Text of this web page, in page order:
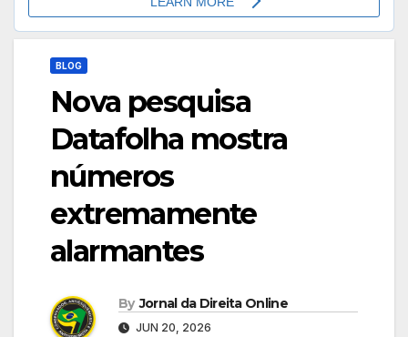
BLOG
Nova pesquisa
Datafolha mostra
números
extremamente
alarmantes
By Jornal da Direita Online
JUN 20, 2026